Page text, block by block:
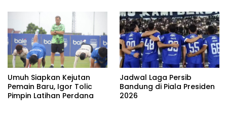
Umuh Siapkan Kejutan
Pemain Baru, Igor Tolic
Pimpin Latihan Perdana
Jadwal Laga Persib
Bandung di Piala Presiden
2026